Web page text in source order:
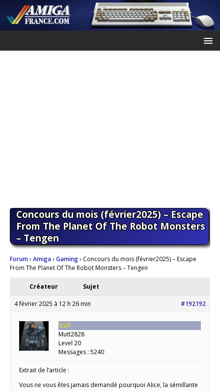
Concours du mois (février2025) – Escape
From The Planet Of The Robot Monsters
– Tengen
Forum› Amiga› Gaming› Concours du mois (février2025) – Escape
From The Planet Of The Robot Monsters – Tengen
Créateur Sujet
4 février 2025 à 12 h 26 min #192192
Staff
Mutt2828
Level 20
Messages : 5240
Extrait de l’article :
Vous ne vous êtes jamais demandé pourquoi Alice, la sémillante